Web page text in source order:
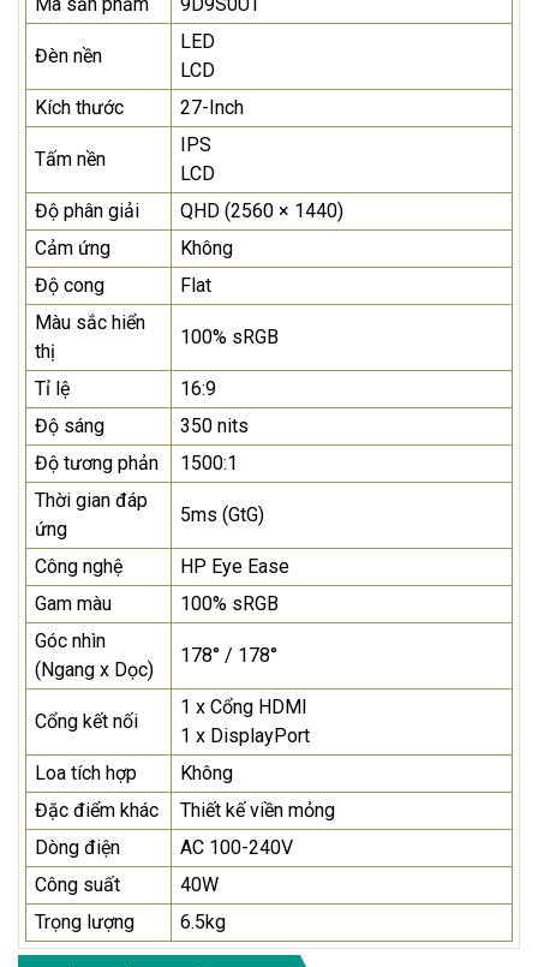
Đèn nền
LED
LCD
Kích thước
27-Inch
Tấm nền
IPS
LCD
Độ phân giải
QHD (2560 × 1440)
Cảm ứng
Không
Độ cong
Flat
Màu sắc hiển
thị
100% sRGB
Tỉ lệ
16:9
Độ sáng
350 nits
Độ tương phản
1500:1
Thời gian đáp
ứng
5ms (GtG)
Công nghệ
HP Eye Ease
Gam màu
100% sRGB
Góc nhìn
(Ngang x Dọc)
178° / 178°
Cổng kết nối
1 x Cổng HDMI
1 x DisplayPort
Loa tích hợp
Không
Đặc điểm khác
Thiết kế viền mỏng
Dòng điện
AC 100-240V
Công suất
40W
Trọng lượng
6.5kg